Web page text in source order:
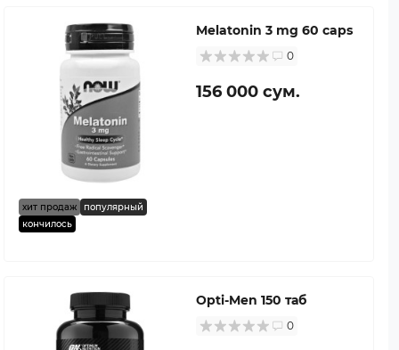
хит продаж
популярный
кончилось
Melatonin 3 mg 60 caps
0
156 000 сум.
Opti-Men 150 таб
0